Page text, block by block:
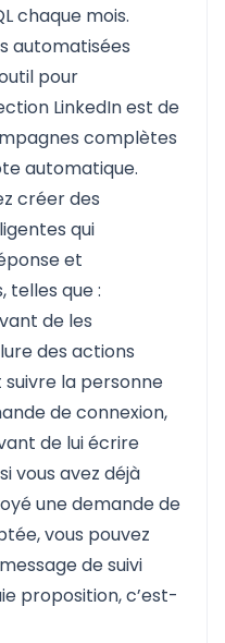
chaque mois.
automatisées
pour
LinkedIn est de
complètes
automatique.
créer des
qui
et
telles que :
de les
des actions
la personne
de connexion,
de lui écrire
vous avez déjà
une demande de
vous pouvez
de suivi
proposition, c’est-